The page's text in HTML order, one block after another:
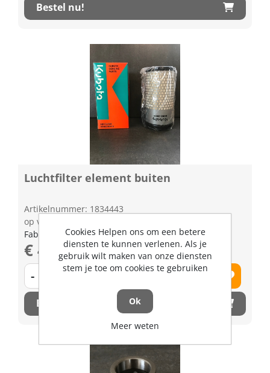
Bestel nu!
Luchtfilter element buiten
Artikelnummer: 1834443
op voorraad | 3-5 dagen levertijd
Fabrikant artikel nummer: 6C06099414
€ 40,50 excl. BTW
- +
Bestel nu!
Cookies Helpen ons om een betere
diensten te kunnen verlenen. Als je
gebruik wilt maken van onze diensten
stem je toe om cookies te gebruiken
Ok
Meer weten